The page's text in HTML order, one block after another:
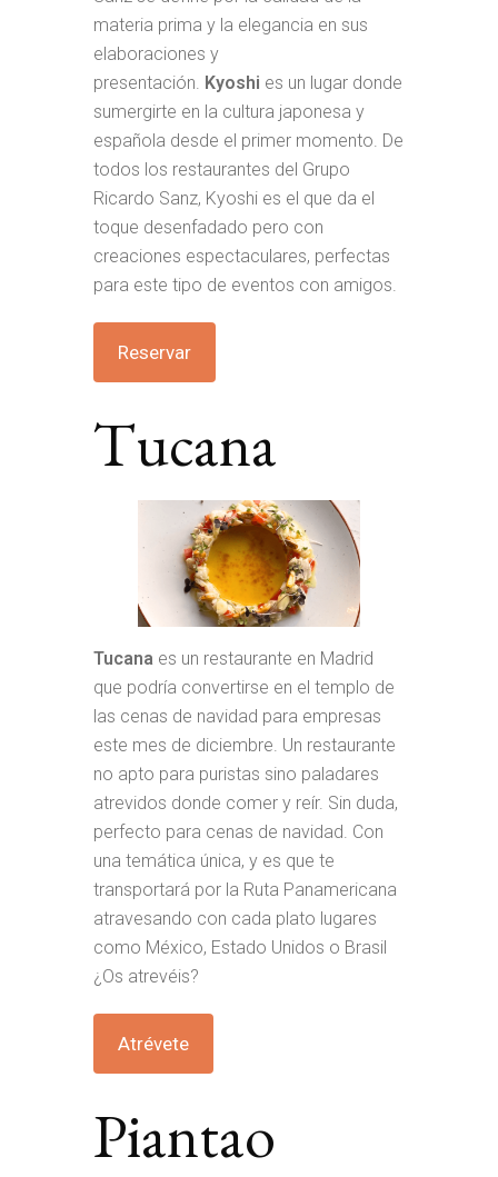
materia prima y la elegancia en sus
elaboraciones y
presentación. Kyoshi es un lugar donde
sumergirte en la cultura japonesa y
española desde el primer momento. De
todos los restaurantes del Grupo
Ricardo Sanz, Kyoshi es el que da el
toque desenfadado pero con
creaciones espectaculares, perfectas
para este tipo de eventos con amigos.
Reservar
Tucana
Tucana es un restaurante en Madrid
que podría convertirse en el templo de
las cenas de navidad para empresas
este mes de diciembre. Un restaurante
no apto para puristas sino paladares
atrevidos donde comer y reír. Sin duda,
perfecto para cenas de navidad. Con
una temática única, y es que te
transportará por la Ruta Panamericana
atravesando con cada plato lugares
como México, Estado Unidos o Brasil
¿Os atrevéis?
Atrévete
Piantao